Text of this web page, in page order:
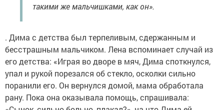
такими же мальчишками, как он».
. Дима с детства был терпеливым, сдержанным и
бесстрашным мальчиком. Лена вспоминает случай из
его детства: «Играя во дворе в мяч, Дима споткнулся,
упал и рукой порезался об стекло, осколки сильно
поранили его. Он вернулся домой, мама обработала
рану. Пока она оказывала помощь, спрашивала: